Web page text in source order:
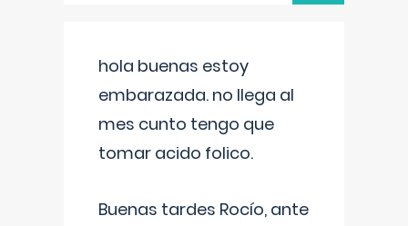
hola buenas estoy
embarazada. no llega al
mes cunto tengo que
tomar acido folico.
Buenas tardes Rocío, ante